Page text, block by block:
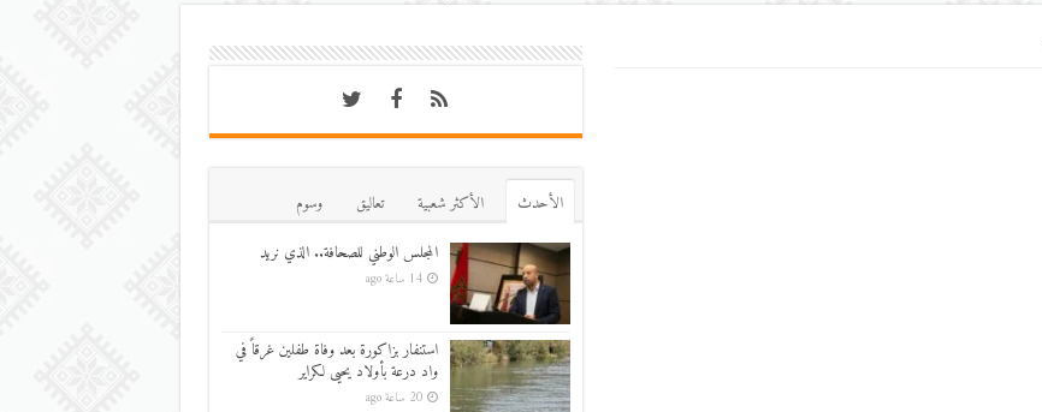
اﻷحدث اﻷكثر شعبية تعاليق
وسوم
المجلس الوطني للصحافة.. الذي نريد
14 ساعة ago
استنفار بزاكورة بعد وفاة طفلين غرقاً في
واد درعة بأولاد يحيى لكراير
20 ساعة ago